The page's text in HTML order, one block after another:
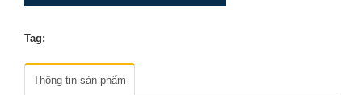
Tag:
Thông tin sản phẩm